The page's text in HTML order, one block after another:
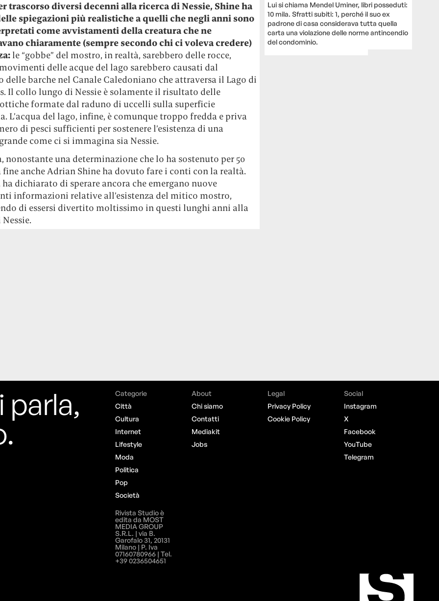
trascorso diversi decenni alla ricerca di Nessie, Shine ha
spiegazioni più realistiche a quelli che negli anni sono
come avvistamenti della creatura che ne
chiaramente (sempre secondo chi ci voleva credere)
le “gobbe” del mostro, in realtà, sarebbero delle rocce,
delle acque del lago sarebbero causati dal
delle barche nel Canale Caledoniano che attraversa il Lago di
Il collo lungo di Nessie è solamente il risultato delle
formate dal raduno di uccelli sulla superficie
L’acqua del lago, infine, è comunque troppo fredda e priva
di pesci sufficienti per sostenere l’esistenza di una
come ci si immagina sia Nessie.
nonostante una determinazione che lo ha sostenuto per 50
fine anche Adrian Shine ha dovuto fare i conti con la realtà.
dichiarato di sperare ancora che emergano nuove
informazioni relative all’esistenza del mitico mostro,
di essersi divertito moltissimo in questi lunghi anni alla
Lui si chiama Mendel Uminer, libri posseduti:
10 mila. Sfratti subiti: 1, perché il suo ex
padrone di casa considerava tutta quella
carta una violazione delle norme antincendio
del condominio.
parla,
Categorie
Città
Cultura
Internet
Lifestyle
Moda
Politica
Pop
Società
About
Chi siamo
Contatti
Mediakit
Jobs
Legal
Privacy Policy
Cookie Policy
Social
Instagram
X
Facebook
YouTube
Telegram
Rivista Studio è
edita da MOST
MEDIA GROUP
S.R.L. | via B.
Garofalo 31, 20131
Milano | P. Iva
07160780966 | Tel.
+39 0236504651